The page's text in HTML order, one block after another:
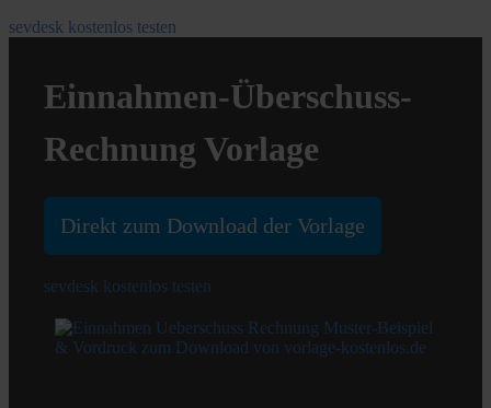
sevdesk kostenlos testen
Einnahmen-Überschuss-
Rechnung Vorlage
Direkt zum Download der Vorlage
sevdesk kostenlos testen